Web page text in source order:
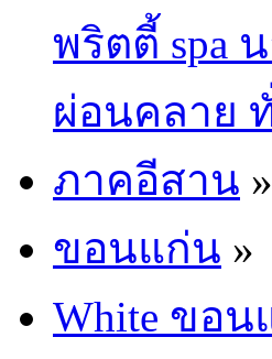
พริตตี้ spa
ผ่อนคลาย
ภาคอีสาน »
ขอนแก่น »
White ขอน